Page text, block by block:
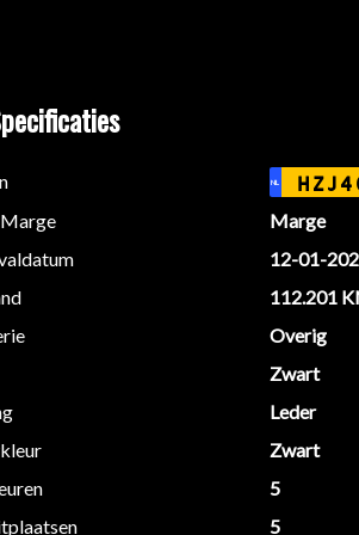
wensen met betrekking tot
VAN TE VOREN VOOR EEN
ons uiterste best gedaan om alle
in de advertentie. Vertrouw niet alleen
NL
Marge
12-01-
112.201
Overig
Zwart
Leder
Zwart
5
5